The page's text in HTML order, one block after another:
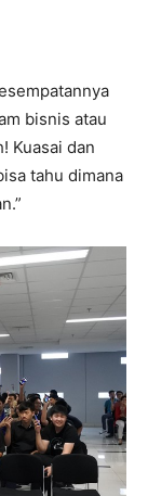
bisnis atau
Kuasai dan
tahu dimana